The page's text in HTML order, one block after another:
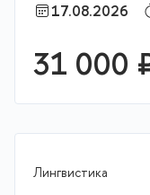
17.08.2026
31 000
Лингвистика